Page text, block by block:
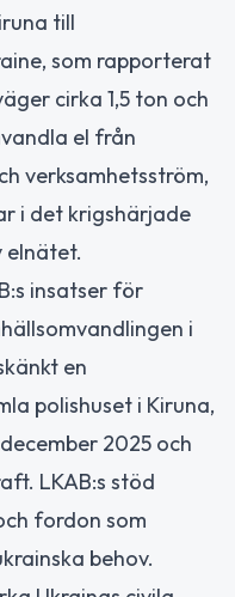
till
som rapporterat
cirka 1,5 ton och
el från
verksamhetsström,
i det krigshärjade
elnätet.
insatser för
i
en
polishuset i Kiruna,
2025 och
LKAB:s stöd
fordon som
behov.